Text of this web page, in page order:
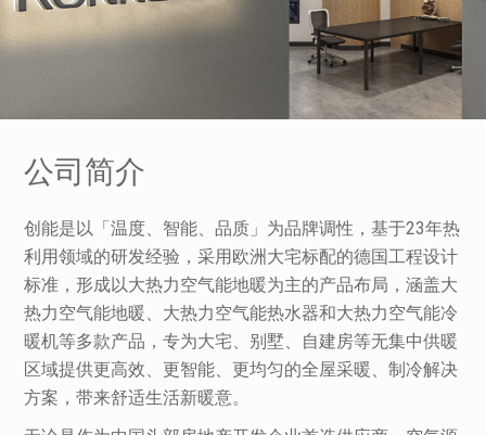
公司简介
创能是以「温度、智能、品质」为品牌调性，基于23年热
利用领域的研发经验，采用欧洲大宅标配的德国工程设计
标准，形成以大热力空气能地暖为主的产品布局，涵盖大
热力空气能地暖、大热力空气能热水器和大热力空气能冷
暖机等多款产品，专为大宅、别墅、自建房等无集中供暖
区域提供更高效、更智能、更均匀的全屋采暖、制冷解决
方案，带来舒适生活新暖意。